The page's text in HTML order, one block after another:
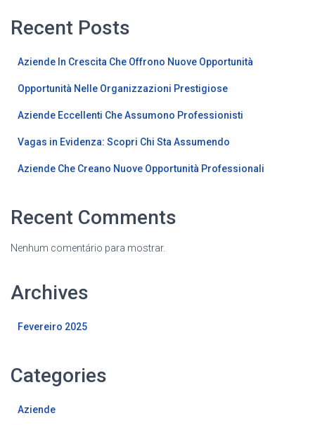
Recent Posts
Aziende In Crescita Che Offrono Nuove Opportunità
Opportunità Nelle Organizzazioni Prestigiose
Aziende Eccellenti Che Assumono Professionisti
Vagas in Evidenza: Scopri Chi Sta Assumendo
Aziende Che Creano Nuove Opportunità Professionali
Recent Comments
Nenhum comentário para mostrar.
Archives
Fevereiro 2025
Categories
Aziende